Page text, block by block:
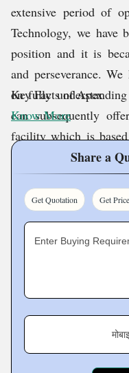
extensive period of
Technology, we have
position and it is
and perseverance.
on fully
can subsequently
facility which is
India, we have been
Mild Steel DSP LX
Cleaner, Mild Steel
Manatec 3D Wheel
Cleaning Machine,
Key Facts of Apex
Know More
Share a
Get Quotation Get
Enter Buying